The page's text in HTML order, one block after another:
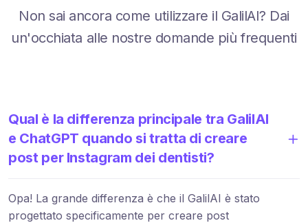
Non sai ancora come utilizzare il GalilAI? Dai
un'occhiata alle nostre domande più frequenti
Qual è la differenza principale tra GalilAI
e ChatGPT quando si tratta di creare
post per Instagram dei dentisti?
Opa! La grande differenza è che il GalilAI è stato
progettato specificamente per creare post